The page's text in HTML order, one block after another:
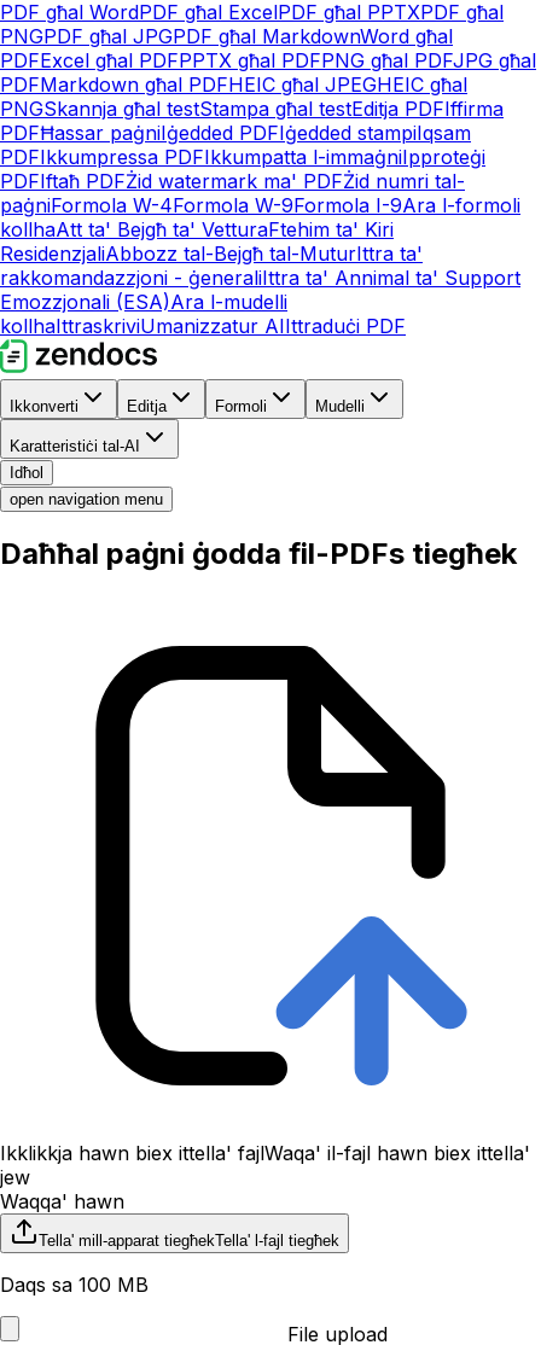
PDF għal WordPDF għal ExcelPDF għal PPTXPDF għal
PNGPDF għal JPGPDF għal MarkdownWord għal
PDFExcel għal PDFPPTX għal PDFPNG għal PDFJPG għal
PDFMarkdown għal PDFHEIC għal JPEGHEIC għal
PNGSkannja għal testStampa għal testEditja PDFIffirma
PDFĦassar paġniIġedded PDFIġedded stampiIqsam
PDFIkkumpressa PDFIkkumpatta l-immaġniIpproteġi
PDFIftaħ PDFŻid watermark ma' PDFŻid numri tal-
paġniFormola W-4Formola W-9Formola I-9Ara l-formoli
kollhaAtt ta' Bejgħ ta' VetturaFtehim ta' Kiri
ResidenzjaliAbbozz tal-Bejgħ tal-MuturIttra ta'
rakkomandazzjoni - ġeneraliIttra ta' Annimal ta' Support
Emozzjonali (ESA)Ara l-mudelli
kollhaIttraskriviUmanizzatur AIIttraduċi PDF
Ikkonverti Editja Formoli Mudelli
Karatteristiċi tal-AI
Idħol
open navigation menu
Daħħal paġni ġodda fil-PDFs tiegħek
Ikklikkja hawn biex ittella' fajlWaqa' il-fajl hawn biex ittella'
jew
Waqqa' hawn
Tella' mill-apparat tiegħekTella' l-fajl tiegħek
Daqs sa 100 MB
File upload